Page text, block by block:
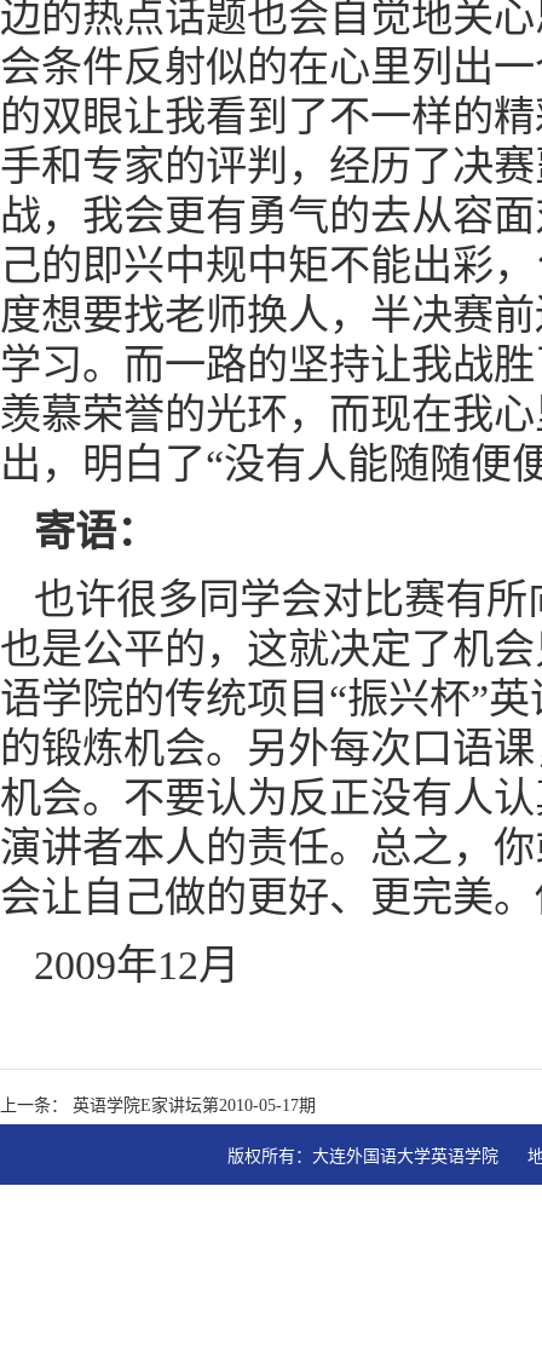
边的热点话题也会自觉地关
会条件反射似的在心里列出
的双眼让我看到了不一样的
手和专家的评判，经历了决
战，我会更有勇气的去从容
己的即兴中规中矩不能出彩
度想要找老师换人，半决赛
学习。而一路的坚持让我战
羡慕荣誉的光环，而现在我
出，明白了“没有人能随随便
寄语：
也许很多同学会对比赛有
也是公平的，这就决定了机
语学院的传统项目“振兴杯”
的锻炼机会。另外每次口语
机会。不要认为反正没有人
演讲者本人的责任。总之，
会让自己做的更好、更完美
2009年12月
上一条： 英语学院E家讲坛第2010-05-17期
版权所有：大连外国语大学英语学院